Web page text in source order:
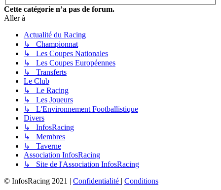
Cette catégorie n’a pas de forum.
Aller à
Actualité du Racing
↳ Championnat
↳ Les Coupes Nationales
↳ Les Coupes Européennes
↳ Transferts
Le Club
↳ Le Racing
↳ Les Joueurs
↳ L'Environnement Footballistique
Divers
↳ InfosRacing
↳ Membres
↳ Taverne
Association InfosRacing
↳ Site de l'Association InfosRacing
© InfosRacing 2021 | Confidentialité | Conditions